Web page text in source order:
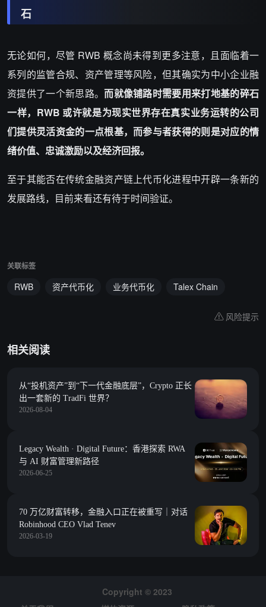
石
无论如何，尽管 RWB 概念尚未得到更多注意，且面临着一
系列的监管合规、资产管理等风险，但其确实为中小企业融
资提供了一个新思路。而就像铺路时需要用来打地基的碎石
一样，RWB 或许就是为现实世界存在真实业务运转的公司
们提供灵活资金的一点根基，而参与者获得的则是对应的情
绪价值、忠诚激励以及经济回报。
至于其能否在传统金融资产链上代币化进程中开辟一条新的
发展路线，目前来看还有待于时间验证。
关联标签
RWB 资产代币化 业务代币化 Talex Chain
风险提示
相关阅读
从“投机资产”到“下一代金融底层”，Crypto 正长
出一套新的 TradFi 世界？
2026-08-04
Legacy Wealth · Digital Future：香港探索 RWA
与 AI 财富管理新路径
2026-06-25
70 万亿财富转移，金融入口正在被重写｜对话
Robinhood CEO Vlad Tenev
2026-03-19
Copyright © 2023